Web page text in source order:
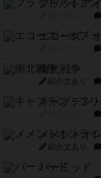
フラットア
エコーズ・
南北戦争
紹介文あり
キャプテン
メメントオ
紹介文あり
パーミッド